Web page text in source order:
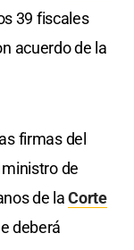
39 fiscales
acuerdo de la
firmas del
ministro de
de laCorte
deberá